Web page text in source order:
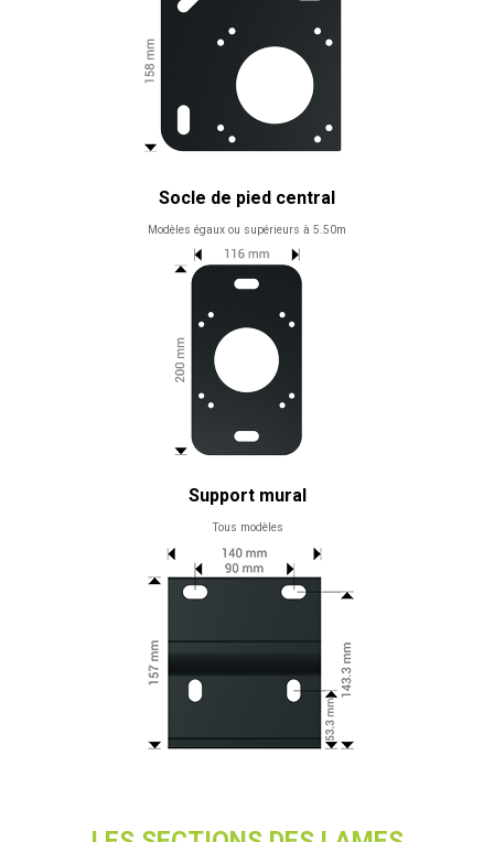
Socle de pied central
Modèles égaux ou supérieurs à 5.50m
Support mural
Tous modèles